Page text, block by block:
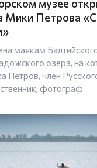
музее
Мики Петрова
маякам
озера, на
Петров, член
фотограф